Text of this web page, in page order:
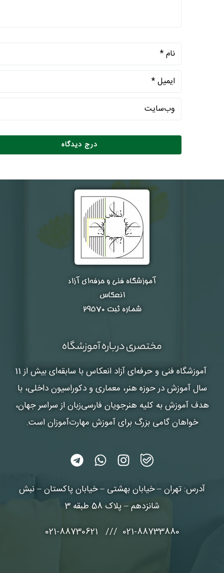
آموزشگاه فنی و حرفه‌ای آزاد
انعکاس
شماره ثبت ۲۹۵۷۰
مختصری درباره آموزشگاه
آموزشگاه فنی و حرفه‌ای آزاد انعکاس
با سابقه‌ای بیش از 11
سال آموزش در حوزه هنر، معماری و دکوراسیون داخلی، با
هدف آموزش به کلیه هنرجویان فارسی‌زبان از سراسر جهان،
خواهان گامی بزرگ برای آموزش مهارت‌آموزان است.
آدرس: تهران – خیابان بهشتی – خیابان پاکستان – نبش
شانزدهم – پلاک 58 طبقه 3
021-88733880 /// 021-88730621